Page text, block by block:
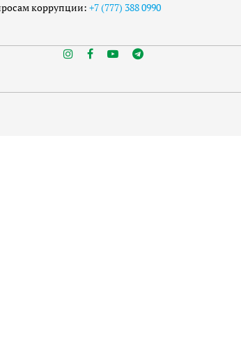
коррупции: +7 (777) 388 0990